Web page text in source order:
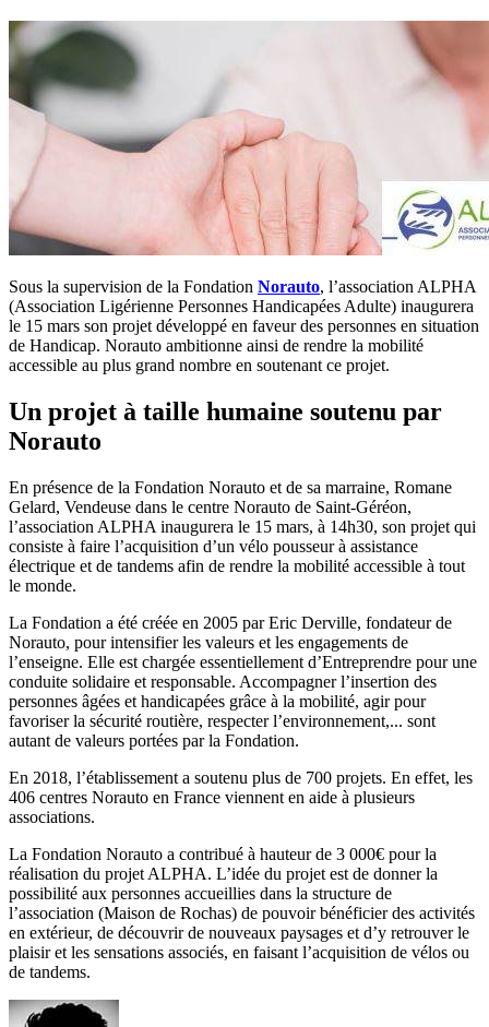
Sous la supervision de la Fondation Norauto, l’association ALPHA
(Association Ligérienne Personnes Handicapées Adulte) inaugurera
le 15 mars son projet développé en faveur des personnes en situation
de Handicap. Norauto ambitionne ainsi de rendre la mobilité
accessible au plus grand nombre en soutenant ce projet.
Un projet à taille humaine soutenu par
Norauto
En présence de la Fondation Norauto et de sa marraine, Romane
Gelard, Vendeuse dans le centre Norauto de Saint-Géréon,
l’association ALPHA inaugurera le 15 mars, à 14h30, son projet qui
consiste à faire l’acquisition d’un vélo pousseur à assistance
électrique et de tandems afin de rendre la mobilité accessible à tout
le monde.
La Fondation a été créée en 2005 par Eric Derville, fondateur de
Norauto, pour intensifier les valeurs et les engagements de
l’enseigne. Elle est chargée essentiellement d’Entreprendre pour une
conduite solidaire et responsable. Accompagner l’insertion des
personnes âgées et handicapées grâce à la mobilité, agir pour
favoriser la sécurité routière, respecter l’environnement,... sont
autant de valeurs portées par la Fondation.
En 2018, l’établissement a soutenu plus de 700 projets. En effet, les
406 centres Norauto en France viennent en aide à plusieurs
associations.
La Fondation Norauto a contribué à hauteur de 3 000€ pour la
réalisation du projet ALPHA. L’idée du projet est de donner la
possibilité aux personnes accueillies dans la structure de
l’association (Maison de Rochas) de pouvoir bénéficier des activités
en extérieur, de découvrir de nouveaux paysages et d’y retrouver le
plaisir et les sensations associés, en faisant l’acquisition de vélos ou
de tandems.